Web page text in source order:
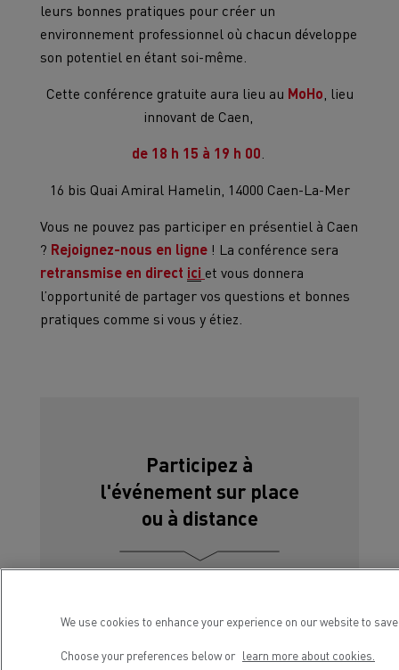
leurs bonnes pratiques pour créer un
environnement professionnel où chacun développe
son potentiel en étant soi-même. ​​
Cette conférence gratuite aura lieu au MoHo , lieu
innovant de Caen,
de 18 h 15 à 19 h 00
16 bis Quai Amiral Hamelin, 14000 Caen-La-Mer
Vous ne pouvez pas participer en présentiel à Caen
? Rejoignez-nous en ligne ! La conférence sera
retransmise en direct ici et vous donnera
l’opportunité de partager vos questions et bonnes
pratiques comme si vous y étiez.
Participez à
l'événement sur place
ou à distance
Inscrivez-vous
We use cookies to enhance your experience on our website to
Choose your preferences below or learn more about cookies.